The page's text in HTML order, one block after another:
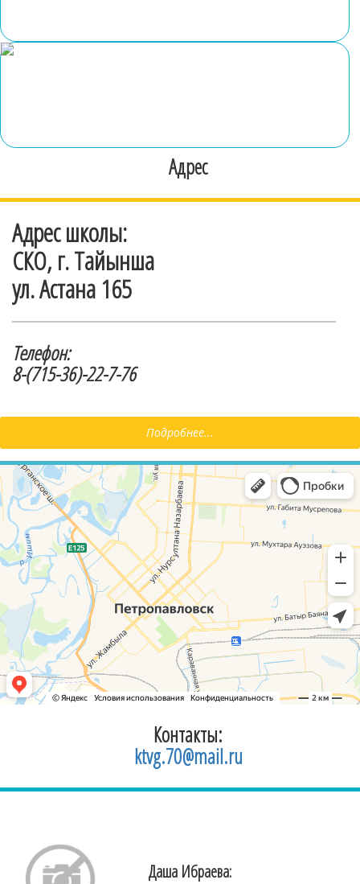
Адрес
Адрес школы:
СКО, г. Тайынша
ул. Астана 165
Телефон:
8-(715-36)-22-7-76
Подробнее...
Контакты:
ktvg.70@mail.ru
Даша Ибраева: